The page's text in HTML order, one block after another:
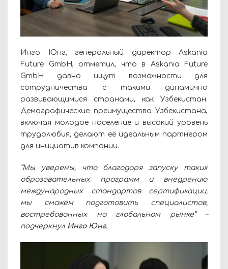
Инго Юнг, генеральный директор Askania
Future GmbH, отметил, что в Askania Future
GmbH давно ищут возможности для
сотрудничества с такими динамично
развивающимися странами, как Узбекистан.
Демографические преимущества Узбекистана,
включая молодое население и высокий уровень
трудолюбия, делают её идеальным партнером
для инициатив компании.
“Мы уверены, что благодаря запуску таких
образовательных программ и внедрению
международных стандартов сертификации,
мы сможем подготовить специалистов,
востребованных на глобальном рынке” –
подчеркнул Инго Юнг.